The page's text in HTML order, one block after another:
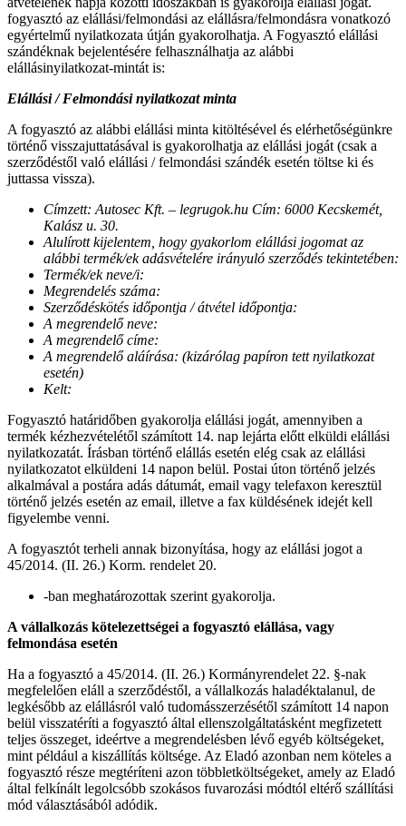
fogyasztó az elállási/felmondási az elállásra/felmondásra vonatkozó
egyértelmű nyilatkozata útján gyakorolhatja. A Fogyasztó elállási
szándéknak bejelentésére felhasználhatja az alábbi
elállásinyilatkozat-mintát is:
Elállási / Felmondási nyilatkozat minta
A fogyasztó az alábbi elállási minta kitöltésével és elérhetőségünkre
történő visszajuttatásával is gyakorolhatja az elállási jogát (csak a
szerződéstől való elállási / felmondási szándék esetén töltse ki és
juttassa vissza).
Címzett: Autosec Kft. – legrugok.hu Cím: 6000 Kecskemét,
Kalász u. 30.
Alulírott kijelentem, hogy gyakorlom elállási jogomat az
alábbi termék/ek adásvételére irányuló szerződés tekintetében:
Termék/ek neve/i:
Megrendelés száma:
Szerződéskötés időpontja / átvétel időpontja:
A megrendelő neve:
A megrendelő címe:
A megrendelő aláírása: (kizárólag papíron tett nyilatkozat
esetén)
Kelt:
Fogyasztó határidőben gyakorolja elállási jogát, amennyiben a
termék kézhezvételétől számított 14. nap lejárta előtt elküldi elállási
nyilatkozatát. Írásban történő elállás esetén elég csak az elállási
nyilatkozatot elküldeni 14 napon belül. Postai úton történő jelzés
alkalmával a postára adás dátumát, email vagy telefaxon keresztül
történő jelzés esetén az email, illetve a fax küldésének idejét kell
figyelembe venni.
A fogyasztót terheli annak bizonyítása, hogy az elállási jogot a
45/2014. (II. 26.) Korm. rendelet 20.
-ban meghatározottak szerint gyakorolja.
A vállalkozás kötelezettségei a fogyasztó elállása, vagy
felmondása esetén
Ha a fogyasztó a 45/2014. (II. 26.) Kormányrendelet 22. §-nak
megfelelően eláll a szerződéstől, a vállalkozás haladéktalanul, de
legkésőbb az elállásról való tudomásszerzésétől számított 14 napon
belül visszatéríti a fogyasztó által ellenszolgáltatásként megfizetett
teljes összeget, ideértve a megrendelésben lévő egyéb költségeket,
mint például a kiszállítás költsége. Az Eladó azonban nem köteles a
fogyasztó része megtéríteni azon többletköltségeket, amely az Eladó
által felkínált legolcsóbb szokásos fuvarozási módtól eltérő szállítási
mód választásából adódik.